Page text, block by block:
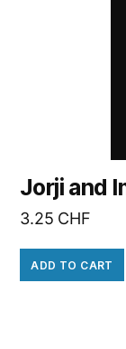
Jorji and
3.25 CHF
ADD TO CART